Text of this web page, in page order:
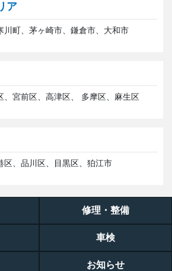
ア
川町、茅ヶ崎市、鎌倉市、大和市
、宮前区、高津区、 多摩区、麻生区
区、品川区、目黒区、狛江市
修理・整備
車検
お知らせ